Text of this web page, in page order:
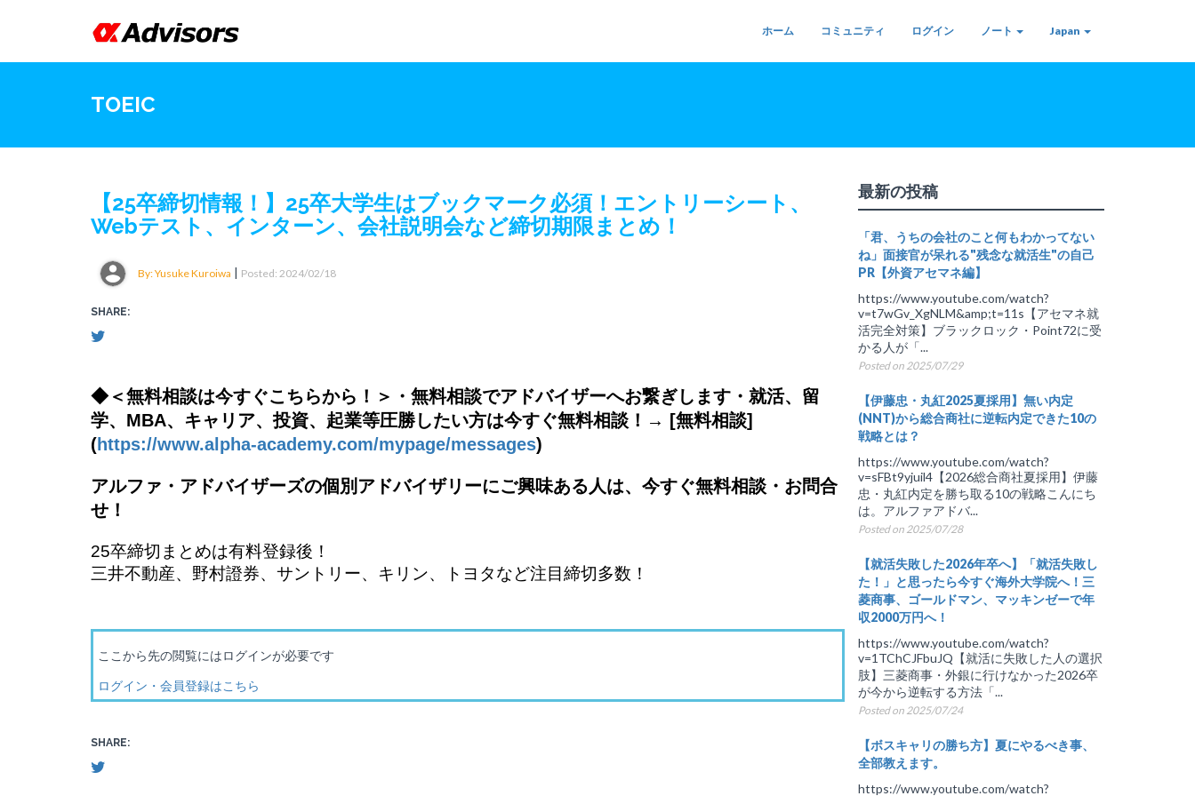
ホーム コミュニティ ログイン ノート Japan
TOEIC
【25卒締切情報！】25卒大学生はブックマーク必須！エントリーシート、
Webテスト、インターン、会社説明会など締切期限まとめ！
By: Yusuke Kuroiwa | Posted: 2024/02/18
SHARE:
◆＜無料相談は今すぐこちらから！＞・無料相談でアドバイザーへお繋ぎします・就活、留
学、MBA、キャリア、投資、起業等圧勝したい方は今すぐ無料相談！→ [無料相談]
(https://www.alpha-academy.com/mypage/messages)
アルファ・アドバイザーズの個別アドバイザリーにご興味ある人は、今すぐ無料相談・お問合
せ！
25卒締切まとめは有料登録後！
三井不動産、野村證券、サントリー、キリン、トヨタなど注目締切多数！
ここから先の閲覧にはログインが必要です
ログイン・会員登録はこちら
SHARE:
最新の投稿
「君、うちの会社のこと何もわかってない
ね」面接官が呆れる"残念な就活生"の自己
PR【外資アセマネ編】
https://www.youtube.com/watch?
v=t7wGv_XgNLM&amp;t=11s【アセマネ就
活完全対策】ブラックロック・Point72に受
かる人が「...
Posted on 2025/07/29
【伊藤忠・丸紅2025夏採用】無い内定
(NNT)から総合商社に逆転内定できた10の
戦略とは？
https://www.youtube.com/watch?
v=sFBt9yjuil4【2026総合商社夏採用】伊藤
忠・丸紅内定を勝ち取る10の戦略こんにち
は。アルファアドバ...
Posted on 2025/07/28
【就活失敗した2026年卒へ】「就活失敗し
た！」と思ったら今すぐ海外大学院へ！三
菱商事、ゴールドマン、マッキンゼーで年
収2000万円へ！
https://www.youtube.com/watch?
v=1TChCJFbuJQ【就活に失敗した人の選択
肢】三菱商事・外銀に行けなかった2026卒
が今から逆転する方法「...
Posted on 2025/07/24
【ボスキャリの勝ち方】夏にやるべき事、
全部教えます。
https://www.youtube.com/watch?